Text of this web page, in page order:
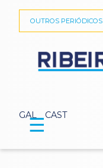
GAL CAST
OUTROS PERIÓDICOS
☰